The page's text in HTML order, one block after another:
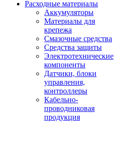
Расходные материалы
Аккумуляторы
Материалы для
крепежа
Смазочные средства
Средства защиты
Электротехнические
компоненты
Датчики, блоки
управления,
контроллеры
Кабельно-
проводниковая
продукция